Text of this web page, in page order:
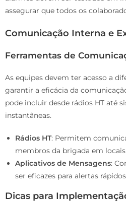
assegurar que todos os
Comunicação Interna e
Ferramentas de
As equipes devem ter acesso a
garantir a eficácia da
pode incluir desde rádios HT até
instantâneas.
Rádios HT: Permitem
membros da brigada em
Aplicativos de Mensagens:
ser eficazes para alertas
Dicas para